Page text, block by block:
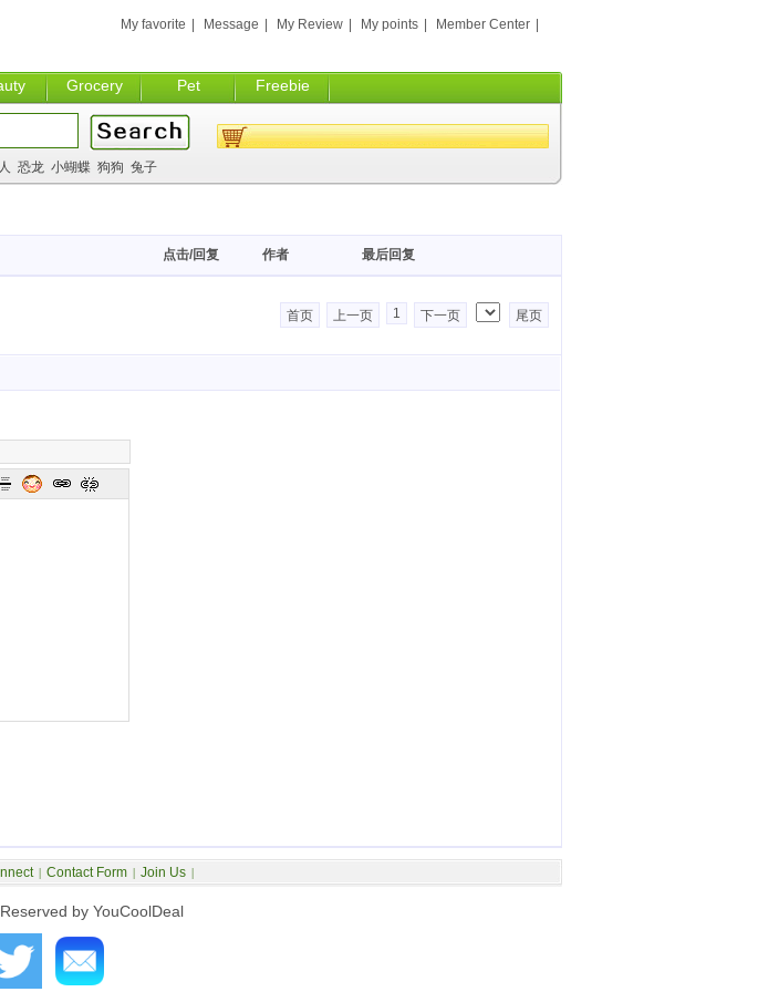
Grocery Pet Freebie
My favorite Message My Review My points Member Center
恐龙 小蝴蝶 狗狗 兔子
最后回复
作者
点击/回复
首页 上一页 1 下一页 尾页
by YouCoolDeal
| Contact Form | Join Us |